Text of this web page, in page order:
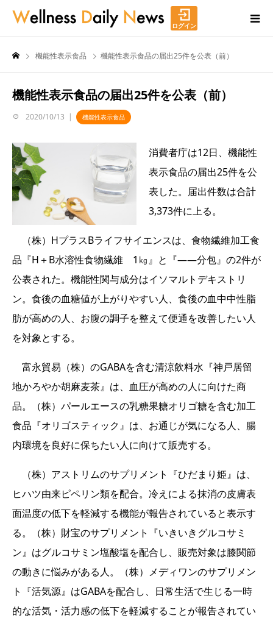
ログイン
機能性表示食品 機能性表示食品の届出25件を公表（前）
機能性表示食品の届出25件を公表（前）
2020/10/13 機能性表示食品
消費者庁は12日、機能性
表示食品の届出25件を公
表した。届出件数は合計
3,373件に上る。
（株）HプラスBライフサイエンスは、食物繊維加工食
品『H＋B水溶性食物繊維 1㎏』と『――分包』の2件が
公表された。機能性関与成分はイソマルトデキストリ
ン。食後の血糖値が上がりやすい人、食後の血中中性脂
肪が高めの人、お腹の調子を整えて便通を改善したい人
を対象とする。
富永貿易（株）のGABAを含む清涼飲料水『神戸居留
地かろやか胡麻麦茶』は、血圧が高めの人に向けた商
品。（株）パールエースの乳糖果糖オリゴ糖を含む加工
食品『オリゴスティック』は、お通じが気になる人、腸
内環境を良好に保ちたい人に向けて販売する。
（株）アストリムのサプリメント『ひだまり姫』は、
ヒハツ由来ピペリン類を配合。冷えによる抹消の皮膚表
面温度の低下を軽減する機能が報告されていると表示す
る。（株）財宝のサプリメント『いきいきグルコサミ
ン』はグルコサミン塩酸塩を配合し、販売対象は膝関節
の動きに悩みがある人。（株）メディワンのサプリメン
ト『活気源』はGABAを配合し、日常生活で生じる一時
的な活気・活力感の低下を軽減することが報告されてい